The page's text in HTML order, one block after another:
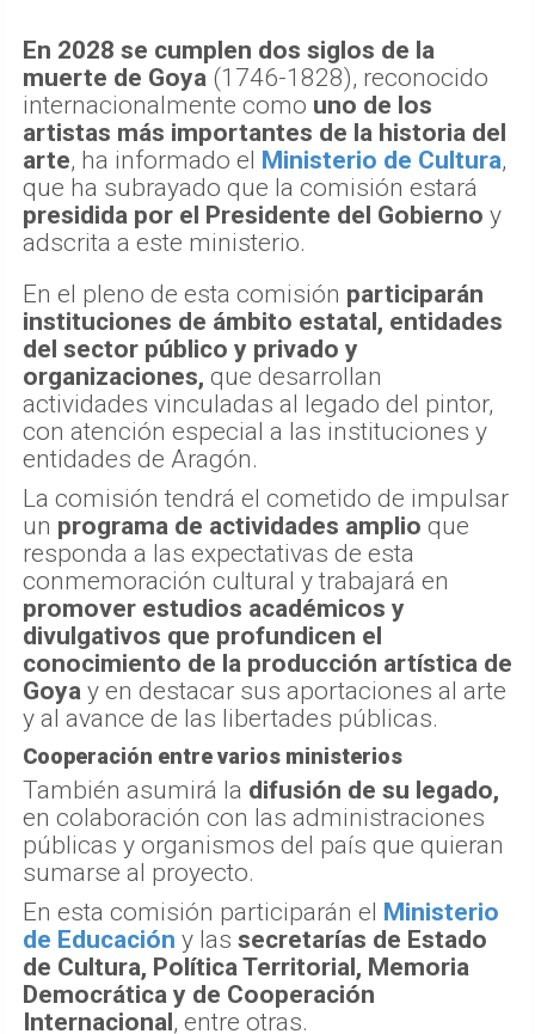
En 2028 se cumplen dos siglos de la
muerte de Goya (1746-1828), reconocido
internacionalmente como uno de los
artistas más importantes de la historia del
arte, ha informado el Ministerio de Cultura,
que ha subrayado que la comisión estará
presidida por el Presidente del Gobierno y
adscrita a este ministerio.
En el pleno de esta comisión participarán
instituciones de ámbito estatal, entidades
del sector público y privado y
organizaciones, que desarrollan
actividades vinculadas al legado del pintor,
con atención especial a las instituciones y
entidades de Aragón.
La comisión tendrá el cometido de impulsar
un programa de actividades amplio que
responda a las expectativas de esta
conmemoración cultural y trabajará en
promover estudios académicos y
divulgativos que profundicen el
conocimiento de la producción artística de
Goya y en destacar sus aportaciones al arte
y al avance de las libertades públicas.
Cooperación entre varios ministerios
También asumirá la difusión de su legado,
en colaboración con las administraciones
públicas y organismos del país que quieran
sumarse al proyecto.
En esta comisión participarán el
Ministerio
de Educación y las secretarías de Estado
de Cultura, Política Territorial, Memoria
Democrática y de Cooperación
Internacional , entre otras.